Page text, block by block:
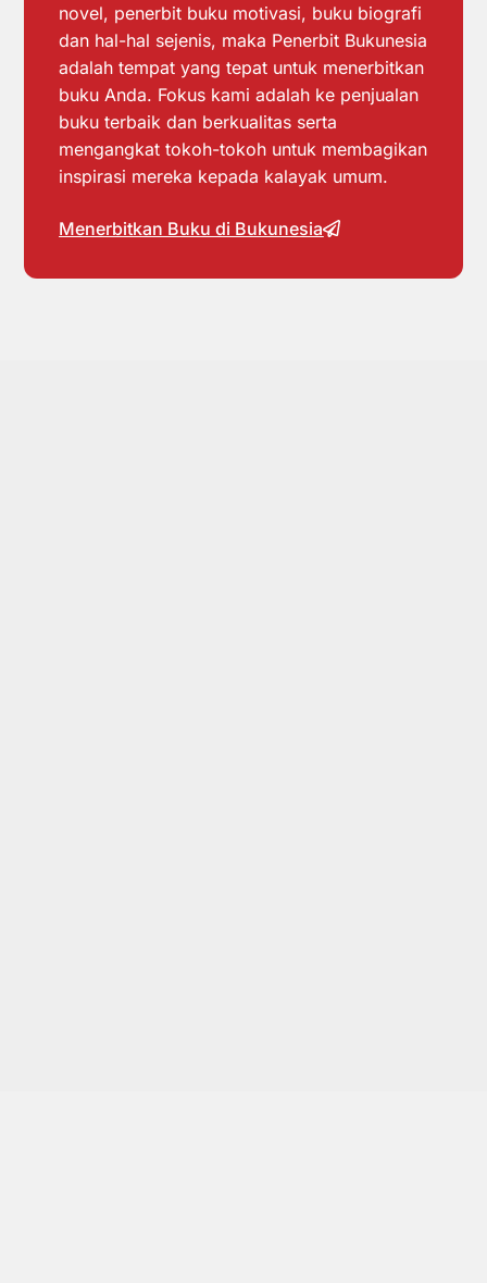
novel, penerbit buku motivasi, buku biografi
dan hal-hal sejenis, maka Penerbit Bukunesia
adalah tempat yang tepat untuk menerbitkan
buku Anda. Fokus kami adalah ke penjualan
buku terbaik dan berkualitas serta
mengangkat tokoh-tokoh untuk membagikan
inspirasi mereka kepada kalayak umum.
Menerbitkan Buku di Bukunesia